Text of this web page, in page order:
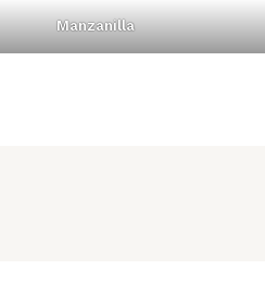
Manzanilla